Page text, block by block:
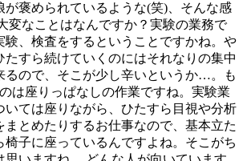
が褒められているような(笑)、そんな感
変なことはなんですか？実験の業務で
験、検査をするということですかね。や
たすら続けていくのにはそれなりの集中
るので、そこが少し辛いというか…。も
は座りっぱなしの作業ですね。実験業
いては座りながら、ひたすら目視や分析
まとめたりするお仕事なので、基本立た
椅子に座っているんですよね。そこがち